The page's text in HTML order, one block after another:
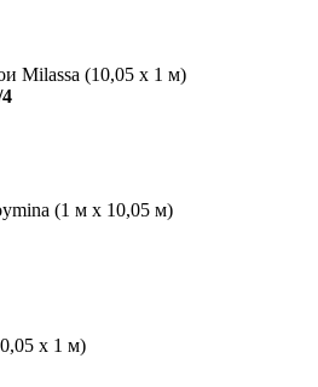
Milassa (10,05 х 1 м)
(1 м х 10,05 м)
х 1 м)